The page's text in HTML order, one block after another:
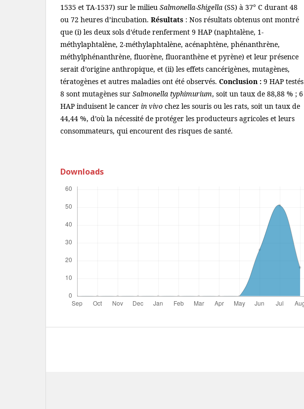
1535 et TA-1537) sur le milieu Salmonella-Shigella (SS) à 37° C durant 48
ou 72 heures d’incubation. Résultats : Nos résultats obtenus ont montré
que (i) les deux sols d’étude renferment 9 HAP (naphtalène, 1-
méthylaphtalène, 2-méthylaphtalène, acénaphtène, phénanthrène,
méthylphénanthrène, fluorène, fluoranthène et pyrène) et leur présence
serait d’origine anthropique, et (ii) les effets cancérigènes, mutagènes,
tératogènes et autres maladies ont été observés. Conclusion : 9 HAP testés
8 sont mutagènes sur Salmonella typhimurium, soit un taux de 88,88 % ; 6
HAP induisent le cancer in vivo chez les souris ou les rats, soit un taux de
44,44 %, d’où la nécessité de protéger les producteurs agricoles et leurs
consommateurs, qui encourent des risques de santé.
Downloads